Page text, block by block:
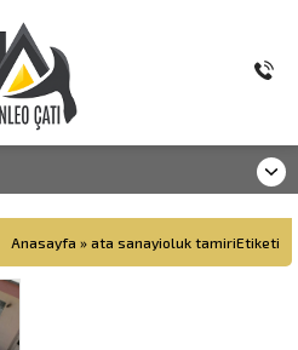
Anasayfa » ata sanayioluk tamiriEtiketi